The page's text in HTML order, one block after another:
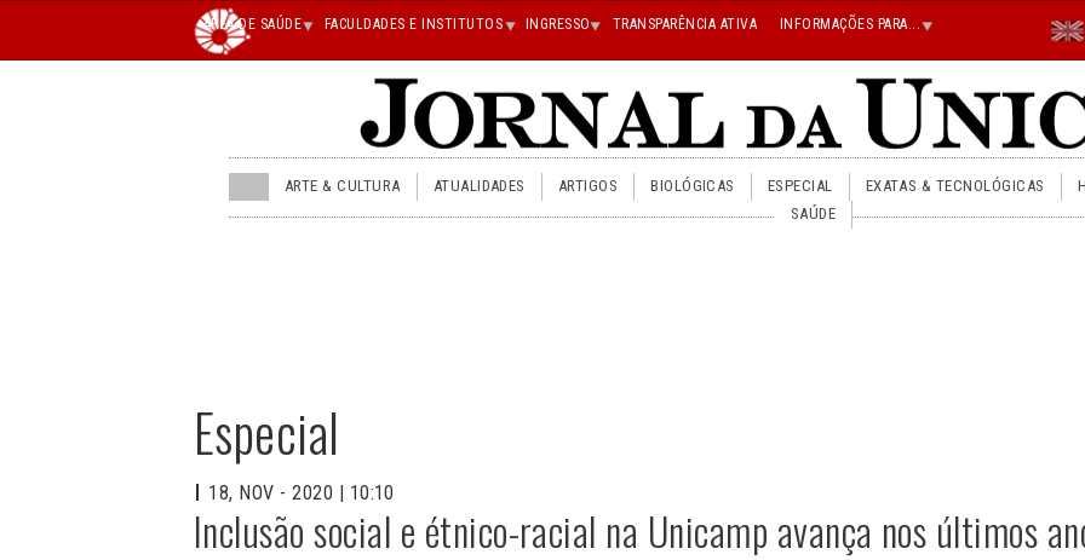
Main
superior
ÁREA DE SAÚDE FACULDADES E INSTITUTOS INGRESSO TRANSPARÊNCIA ATIVA INFORMAÇÕES PARA... Menu
Direito
En
JU
menu
ARTE & CULTURA ATUALIDADES ARTIGOS BIOLÓGICAS ESPECIAL EXATAS & TECNOLÓGICAS
SAÚDE
Especial
18, NOV - 2020 | 10:10
Inclusão social e étnico-racial na Unicamp avança nos últimos